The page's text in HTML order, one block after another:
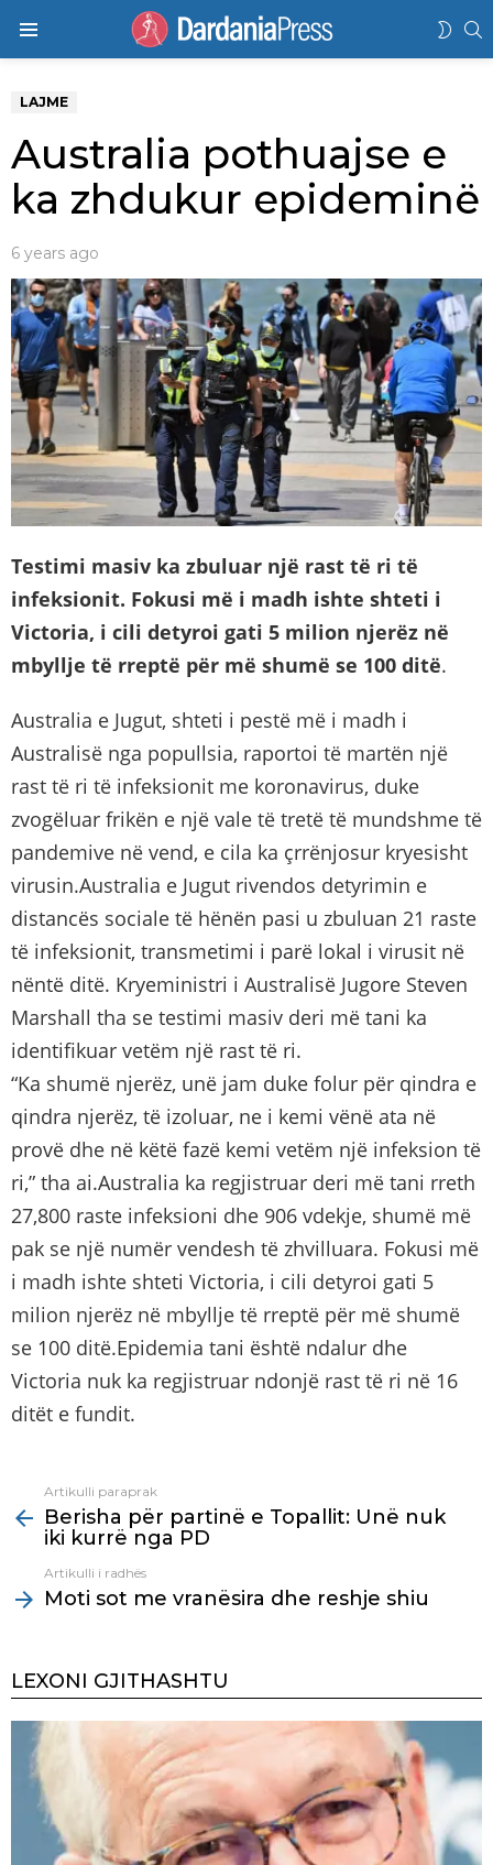
LAJME
Australia pothuajse e
ka zhdukur epideminë
6 years ago
Testimi masiv ka zbuluar një rast të ri të
infeksionit. Fokusi më i madh ishte shteti i
Victoria, i cili detyroi gati 5 milion njerëz në
mbyllje të rreptë për më shumë se 100 ditë.
Australia e Jugut, shteti i pestë më i madh i
Australisë nga popullsia, raportoi të martën një
rast të ri të infeksionit me koronavirus, duke
zvogëluar frikën e një vale të tretë të mundshme të
pandemive në vend, e cila ka çrrënjosur kryesisht
virusin.Australia e Jugut rivendos detyrimin e
distancës sociale të hënën pasi u zbuluan 21 raste
të infeksionit, transmetimi i parë lokal i virusit në
nëntë ditë. Kryeministri i Australisë Jugore Steven
Marshall tha se testimi masiv deri më tani ka
identifikuar vetëm një rast të ri.
“Ka shumë njerëz, unë jam duke folur për qindra e
qindra njerëz, të izoluar, ne i kemi vënë ata në
provë dhe në këtë fazë kemi vetëm një infeksion të
ri,” tha ai.Australia ka regjistruar deri më tani rreth
27,800 raste infeksioni dhe 906 vdekje, shumë më
pak se një numër vendesh të zhvilluara. Fokusi më
i madh ishte shteti Victoria, i cili detyroi gati 5
milion njerëz në mbyllje të rreptë për më shumë
se 100 ditë.Epidemia tani është ndalur dhe
Victoria nuk ka regjistruar ndonjë rast të ri në 16
ditët e fundit.
more
Artikulli paraprak
Berisha për partinë e Topallit: Unë nuk
iki kurrë nga PD
Artikulli i radhës
Moti sot me vranësira dhe reshje shiu
LEXONI GJITHASHTU